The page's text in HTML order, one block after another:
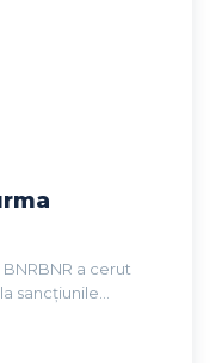
a cerut
sancțiunile...